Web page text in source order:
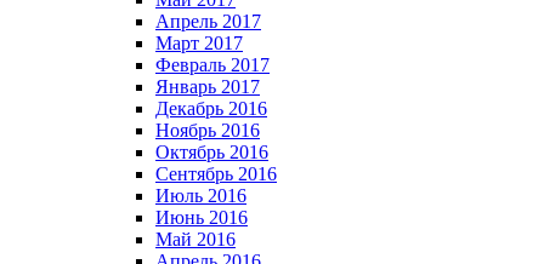
Апрель 2017
Март 2017
Февраль 2017
Январь 2017
Декабрь 2016
Ноябрь 2016
Октябрь 2016
Сентябрь 2016
Июль 2016
Июнь 2016
Май 2016